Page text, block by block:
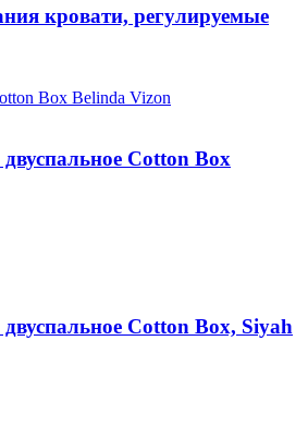
кровати, регулируемые
двуспальное Cotton Box
двуспальное Cotton Box, Siyah